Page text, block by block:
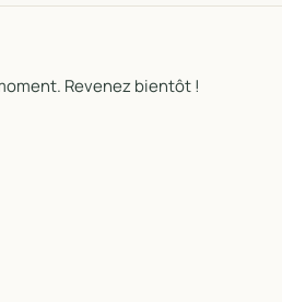
Revenez bientôt !